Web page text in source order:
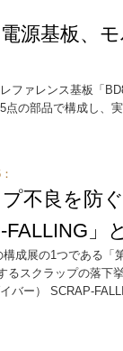
源基板、
ファレンス基板「
の部品で構成し、
不良を防
FALLING」
成展の1つである「
るスクラップの落下
バー） SCRAP-